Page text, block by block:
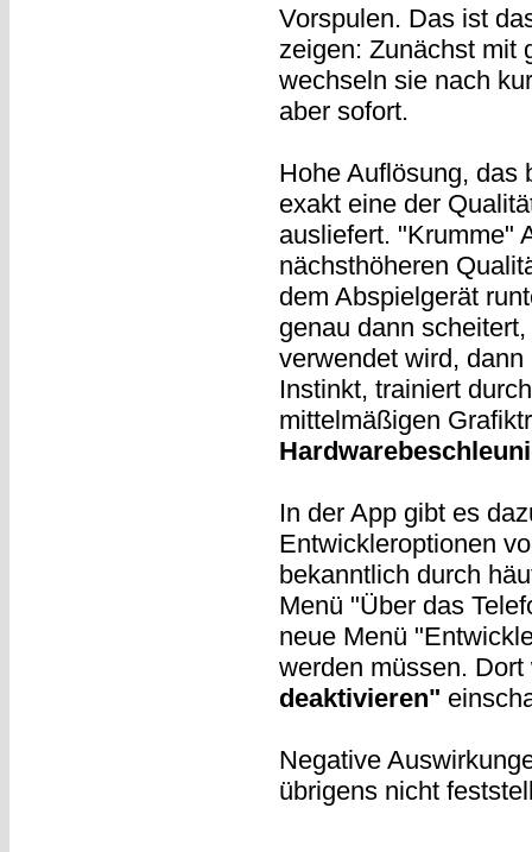
Vorspulen. Das ist
zeigen: Zunächst mit
wechseln sie nach
aber sofort.
Hohe Auflösung, das
exakt eine der
ausliefert. "Krumme"
nächsthöheren
dem Abspielgerät
genau dann
verwendet wird,
Instinkt, trainiert
mittelmäßigen
In der App gibt es
Entwickleroptionen
bekanntlich durch
Menü "Über das
neue Menü
werden müssen.
deaktivieren"
Negative
übrigens nicht